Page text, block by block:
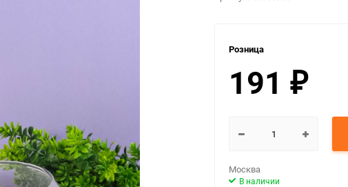
Розница
191 ₽
Москва
В наличии